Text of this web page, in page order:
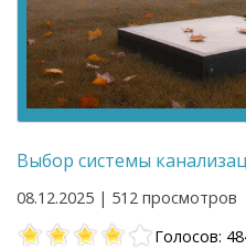
Выбор системы
08.12.2025 | 512 просмотров
Голосов: